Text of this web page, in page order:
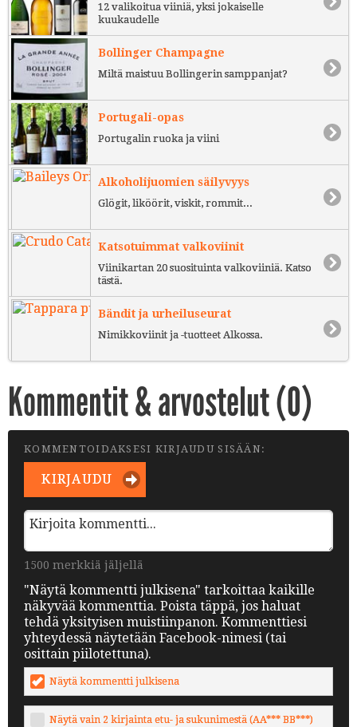
12 valikoitua viiniä, yksi jokaiselle
kuukaudelle
Bollinger Champagne
Miltä maistuu Bollingerin samppanjat?
Portugali-opas
Portugalin ruoka ja viini
Alkoholijuomien säilyvyys
Glögit, liköörit, viskit, rommit...
Katsotuimmat valkoviinit
Viinikartan 20 suosituinta valkoviiniä. Katso
tästä.
Bändit ja urheiluseurat
Nimikkoviinit ja -tuotteet Alkossa.
Kommentit & arvostelut (0)
KOMMENTOIDAKSESI KIRJAUDU SISÄÄN:
KIRJAUDU
1500 merkkiä jäljellä
"Näytä kommentti julkisena" tarkoittaa kaikille
näkyvää kommenttia. Poista täppä, jos haluat
tehdä yksityisen muistiinpanon. Kommenttiesi
yhteydessä näytetään Facebook-nimesi (tai
osittain piilotettuna).
Näytä kommentti julkisena
Näytä vain 2 kirjainta etu- ja sukunimestä (AA*** BB***)